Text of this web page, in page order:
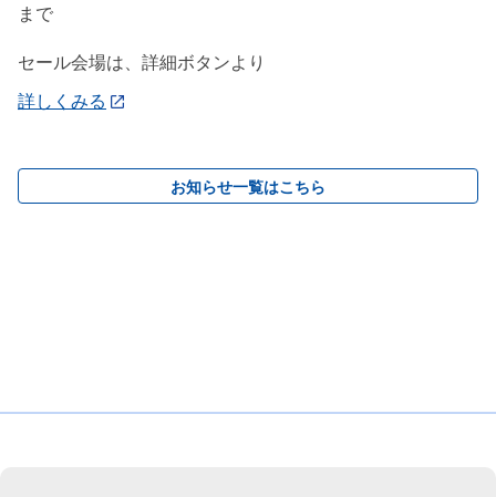
まで
セール会場は、詳細ボタンより
詳しくみる
お知らせ一覧はこちら